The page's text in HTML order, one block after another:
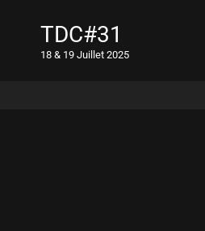
TDC#31
18 & 19 Juillet 2025